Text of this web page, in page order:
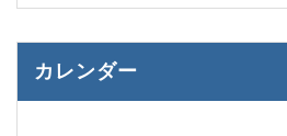
カレンダー